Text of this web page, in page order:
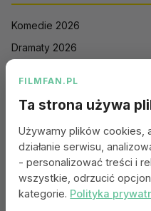
Komedie 2026
Dramaty 2026
Sci-Fi 2026
Animacje 2026
Romantyczne 2026
FILMFAN.PL
Ta strona używa
Używamy plików cookies,
działanie serwisu,
- personalizować treści i
wszystkie, odrzucić
kategorie. Polityka